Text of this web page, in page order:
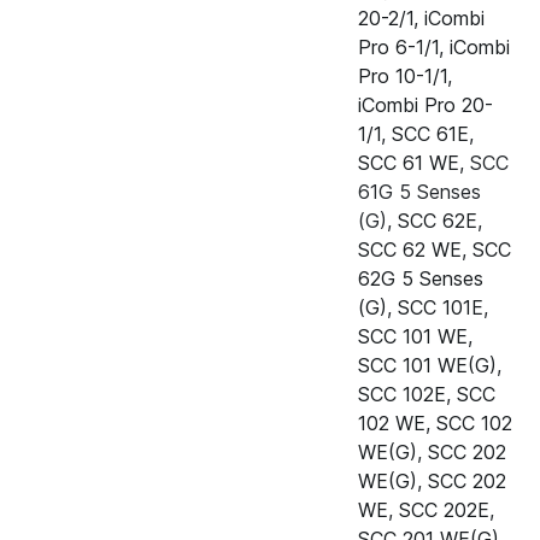
24.03.787S
24.03.787S
24.03.787S
24.03.787S
24.03.787S
24.03.787S
24.03.787S
20-2/1, iCombi
Pro 6-1/1, iCombi
Pro 10-1/1,
iCombi Pro 20-
1/1, SCC 61E,
SCC 61 WE, SCC
61G 5 Senses
(G), SCC 62E,
SCC 62 WE, SCC
62G 5 Senses
(G), SCC 101E,
SCC 101 WE,
SCC 101 WE(G),
SCC 102E, SCC
102 WE, SCC 102
WE(G), SCC 202
WE(G), SCC 202
WE, SCC 202E,